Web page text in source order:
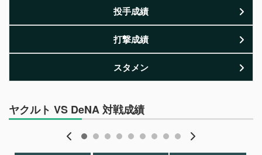
投手成績
打撃成績
スタメン
ヤクルト VS DeNA 対戦成績